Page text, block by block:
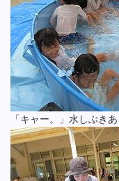
「キャー。」水しぶき